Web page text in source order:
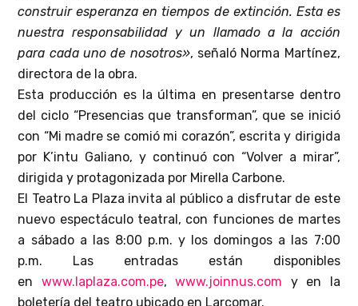
construir esperanza en tiempos de extinción. Esta es
nuestra responsabilidad y un llamado a la acción
para cada uno de nosotros», señaló Norma Martínez,
directora de la obra.
Esta producción es la última en presentarse dentro
del ciclo “Presencias que transforman”, que se inició
con “Mi madre se comió mi corazón”, escrita y dirigida
por K’intu Galiano, y continuó con “Volver a mirar”,
dirigida y protagonizada por Mirella Carbone.
El Teatro La Plaza invita al público a disfrutar de este
nuevo espectáculo teatral, con funciones de martes
a sábado a las 8:00 p.m. y los domingos a las 7:00
p.m. Las entradas están disponibles
en www.laplaza.com.pe,www.joinnus.com y en la
boletería del teatro ubicado en Larcomar.